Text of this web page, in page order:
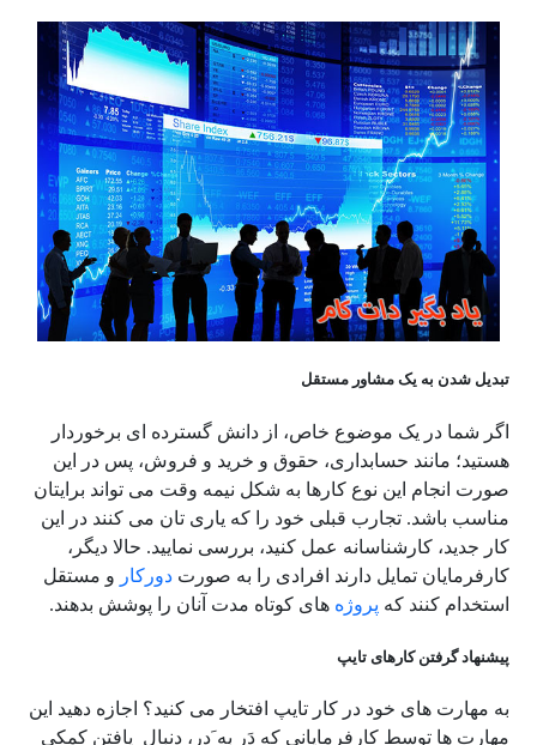
تبدیل شدن به یک مشاور مستقل
اگر شما در یک موضوع خاص، از دانش گسترده ای برخوردار
هستید؛ مانند حسابداری، حقوق و خرید و فروش، پس در این
صورت انجام این نوع کارها به شکل نیمه وقت می تواند برایتان
مناسب باشد. تجارب قبلی خود را که یاری تان می کنند در این
کار جدید، کارشناسانه عمل کنید، بررسی نمایید. حالا دیگر،
کارفرمایان تمایل دارند افرادی را به صورت دورکار و مستقل
استخدام کنند که پروژه های کوتاه مدت آنان را پوشش بدهند.
پیشنهاد گرفتن کارهای تایپ
به مهارت های خود در کار تایپ افتخار می کنید؟ اجازه دهید این
مهارت ها توسط کارفرمایانی که دَر به َدر، دنبال یافتن کمکی